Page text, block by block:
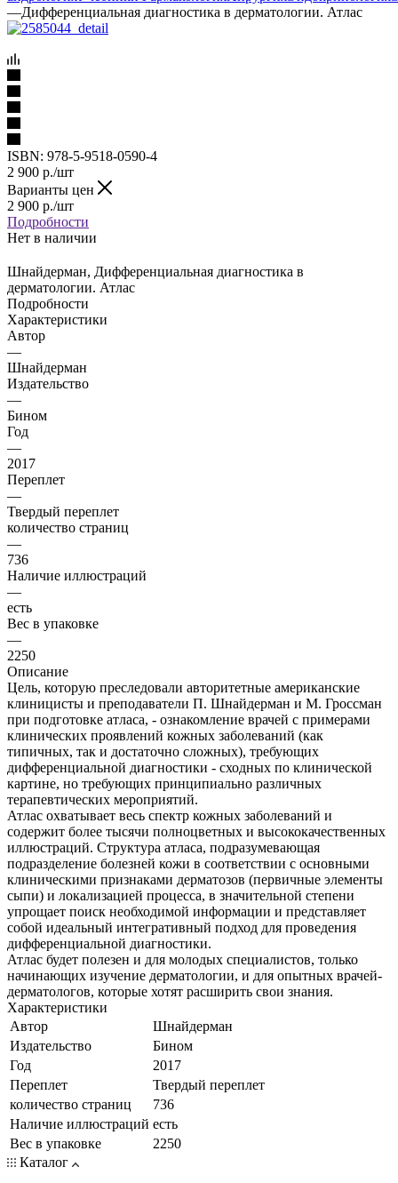
—Дифференциальная диагностика в дерматологии. Атлас
ISBN: 978-5-9518-0590-4
2 900 р./шт
Варианты цен
2 900 р./шт
Подробности
Нет в наличии
Шнайдерман, Дифференциальная диагностика в
дерматологии. Атлас
Подробности
Характеристики
Автор
—
Шнайдерман
Издательство
—
Бином
Год
—
2017
Переплет
—
Твердый переплет
количество страниц
—
736
Наличие иллюстраций
—
есть
Вес в упаковке
—
2250
Описание
Цель, которую преследовали авторитетные американские
клиницисты и преподаватели П. Шнайдерман и М. Гроссман
при подготовке атласа, - ознакомление врачей с примерами
клинических проявлений кожных заболеваний (как
типичных, так и достаточно сложных), требующих
дифференциальной диагностики - сходных по клинической
картине, но требующих принципиально различных
терапевтических мероприятий.
Атлас охватывает весь спектр кожных заболеваний и
содержит более тысячи полноцветных и высококачественных
иллюстраций. Структура атласа, подразумевающая
подразделение болезней кожи в соответствии с основными
клиническими признаками дерматозов (первичные элементы
сыпи) и локализацией процесса, в значительной степени
упрощает поиск необходимой информации и представляет
собой идеальный интегративный подход для проведения
дифференциальной диагностики.
Атлас будет полезен и для молодых специалистов, только
начинающих изучение дерматологии, и для опытных врачей-
дерматологов, которые хотят расширить свои знания.
Характеристики
Автор
Шнайдерман
Издательство
Бином
Год
2017
Переплет
Твердый переплет
количество страниц
736
Наличие иллюстраций есть
Вес в упаковке
2250
Каталог